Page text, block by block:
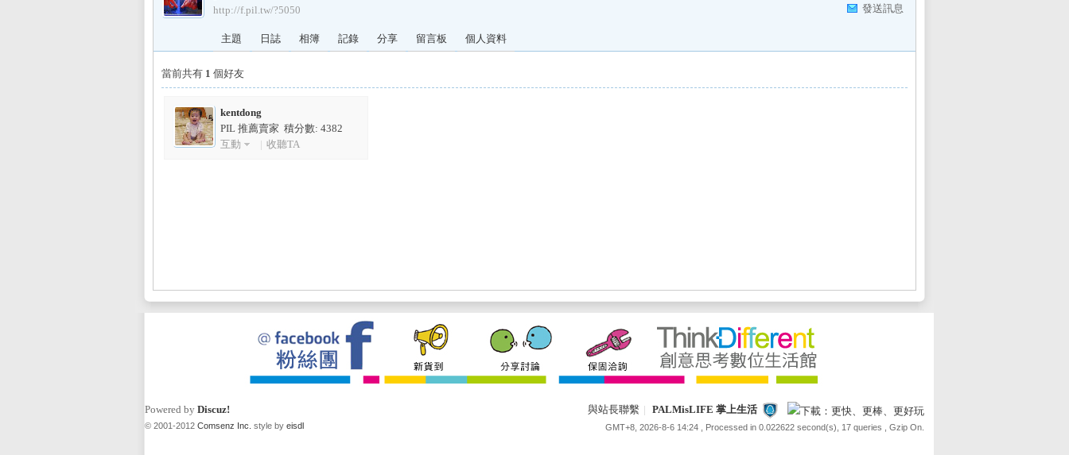
PA›
發送訊息
http://f.pil.tw/?5050
主題 日誌 相簿 記錄 分享 留言板 個人資料
當前共有 1 個好友
kentdong
PIL 推薦賣家 積分數: 4382
互動
| 收聽TA
與站長聯繫 | PALMisLIFE 掌上生活
GMT+8, 2026-8-6 14:24 , Processed in 0.022622 second(s), 17 queries , Gzip On.
Powered by Discuz!
© 2001-2012 Comsenz Inc. style by eisdl